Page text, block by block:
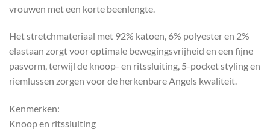
vrouwen met een korte beenlengte.
Het stretchmateriaal met 92% katoen, 6% polyester en 2%
elastaan zorgt voor optimale bewegingsvrijheid en een fijne
pasvorm, terwijl de knoop- en ritssluiting, 5-pocket styling en
riemlussen zorgen voor de herkenbare Angels kwaliteit.
Kenmerken:
Knoop en ritssluiting